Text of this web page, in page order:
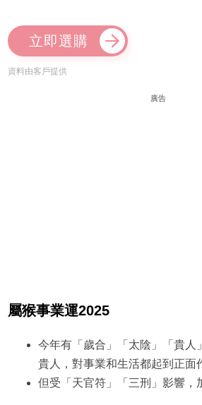
立即選購
資料由客戶提供
廣告
屬猴事業運2025
今年有「歲合」「太陰」「貴人
貴人，對事業和生活都起到正面
但受「天官符」「三刑」影響，